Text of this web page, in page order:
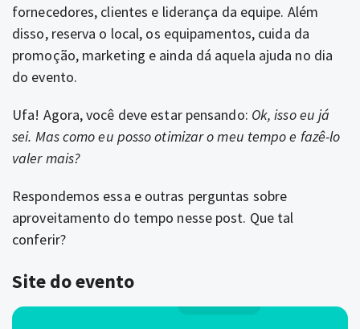
fornecedores, clientes e liderança da equipe. Além
disso, reserva o local, os equipamentos, cuida da
promoção, marketing e ainda dá aquela ajuda no dia
do evento.
Ufa! Agora, você deve estar pensando: Ok, isso eu já
sei. Mas como eu posso otimizar o meu tempo e fazê-lo
valer mais?
Respondemos essa e outras perguntas sobre
aproveitamento do tempo nesse post. Que tal
conferir?
Site do evento